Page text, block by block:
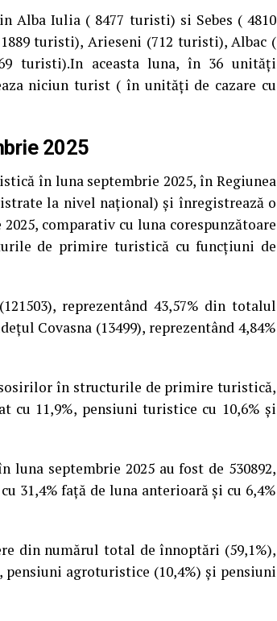
Alba Iulia ( 8477 turisti) si Sebes ( 4810
turisti), Arieseni (712 turisti), Albac (
turisti).In aceasta luna, în 36 unități
niciun turist ( în unități de cazare cu
2025
în luna septembrie 2025, în Regiunea
la nivel naţional) și înregistrează o
comparativ cu luna corespunzătoare
de primire turistică cu funcţiuni de
reprezentând 43,57% din totalul
Covasna (13499), reprezentând 4,84%
în structurile de primire turistică,
cu 11,9%, pensiuni turistice cu 10,6% și
septembrie 2025 au fost de 530892,
31,4% faţă de luna anterioară şi cu 6,4%
din numărul total de înnoptări (59,1%),
agroturistice (10,4%) și pensiuni